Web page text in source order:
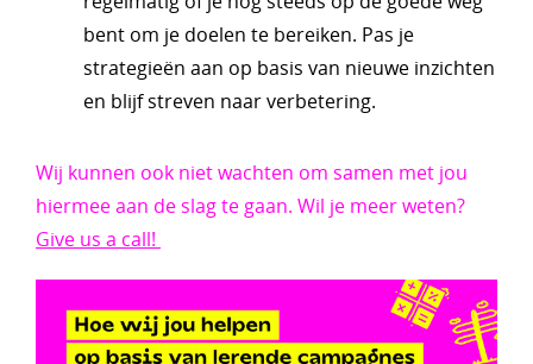
bent om je doelen te bereiken. Pas je
strategieën aan op basis van nieuwe inzichten
en blijf streven naar verbetering.
Wij kunnen ook niet wachten om samen met jou
hiermee aan de slag te gaan. Wil je meer weten?
Give us a call!